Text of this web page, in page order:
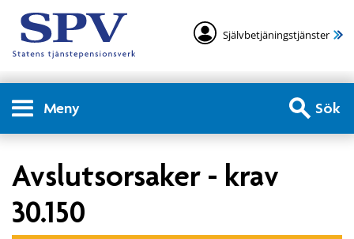
Självbetjäningstjänster
Meny Sök
Avslutsorsaker - krav
30.150